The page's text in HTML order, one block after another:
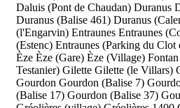
Daluis (Pont de Chaudan) Duranus
Duranus (Balise 461) Duranus
(l'Engarvin) Entraunes Entraunes
(Estenc) Entraunes (Parking du Clot
Èze Èze (Gare) Èze (Village) Fontan
Testanier) Gilette Gilette (le Villars)
Gourdon Gourdon (Balise 7)
(Balise 17) Gourdon (Balise 37)